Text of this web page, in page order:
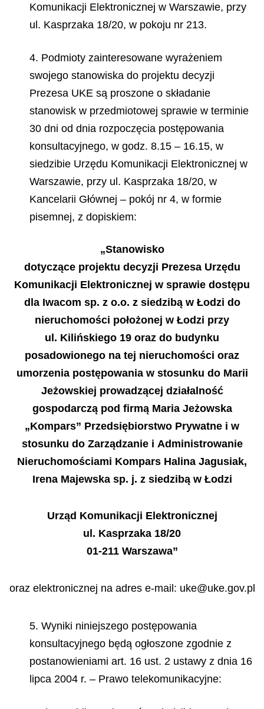
Komunikacji Elektronicznej w Warszawie, przy
ul. Kasprzaka 18/20, w pokoju nr 213.
4. Podmioty zainteresowane wyrażeniem
swojego stanowiska do projektu decyzji
Prezesa UKE są proszone o składanie
stanowisk w przedmiotowej sprawie w terminie
30 dni od dnia rozpoczęcia postępowania
konsultacyjnego, w godz. 8.15 – 16.15, w
siedzibie Urzędu Komunikacji Elektronicznej w
Warszawie, przy ul. Kasprzaka 18/20, w
Kancelarii Głównej – pokój nr 4, w formie
pisemnej, z dopiskiem:
„Stanowisko
dotyczące projektu decyzji Prezesa Urzędu
Komunikacji Elektronicznej w sprawie dostępu
dla Iwacom sp. z o.o. z siedzibą w Łodzi do
nieruchomości położonej w Łodzi przy
ul. Kilińskiego 19 oraz do budynku
posadowionego na tej nieruchomości oraz
umorzenia postępowania w stosunku do Marii
Jeżowskiej prowadzącej działalność
gospodarczą pod firmą Maria Jeżowska
„Kompars” Przedsiębiorstwo Prywatne i w
stosunku do Zarządzanie i Administrowanie
Nieruchomościami Kompars Halina Jagusiak,
Irena Majewska sp. j. z siedzibą w Łodzi
Urząd Komunikacji Elektronicznej
ul. Kasprzaka 18/20
01-211 Warszawa”
oraz elektronicznej na adres e-mail: uke@uke.gov.pl
5. Wyniki niniejszego postępowania
konsultacyjnego będą ogłoszone zgodnie z
postanowieniami art. 16 ust. 2 ustawy z dnia 16
lipca 2004 r. – Prawo telekomunikacyjne: